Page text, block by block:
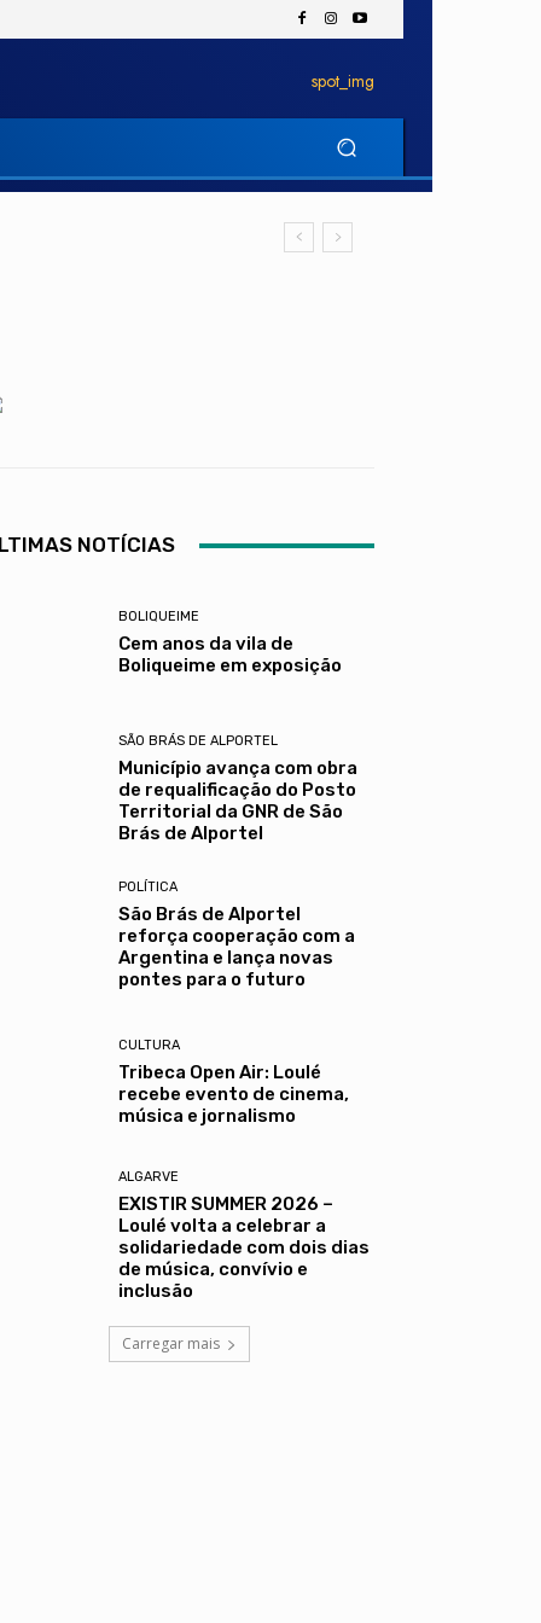
NOTÍCIAS
BOLIQUEIME
Cem anos da vila de
Boliqueime em exposição
SÃO BRÁS DE ALPORTEL
Município avança com obra
de requalificação do Posto
Territorial da GNR de São
Brás de Alportel
POLÍTICA
São Brás de Alportel
reforça cooperação com a
Argentina e lança novas
pontes para o futuro
CULTURA
Tribeca Open Air: Loulé
recebe evento de cinema,
música e jornalismo
ALGARVE
EXISTIR SUMMER 2026 –
Loulé volta a celebrar a
solidariedade com dois dias
de música, convívio e
inclusão
Carregar mais